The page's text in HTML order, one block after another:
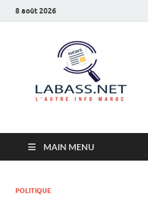
8 août 2026
MAIN MENU
POLITIQUE